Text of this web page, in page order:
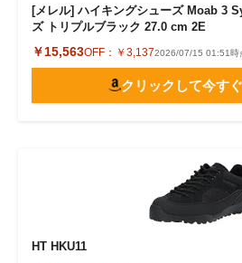
[メレル] ハイキングシューズ Moab 3
ズ トリプルブラック 27.0 cm 2E
￥15,563OFF： ￥3,1372026/07/15 01:51時
クリックして今す
HT HKU11